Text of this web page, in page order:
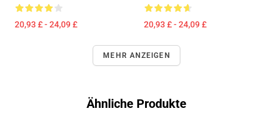
20,93 £ - 24,09 £ 20,93 £ - 24,09 £
MEHR ANZEIGEN
Ähnliche Produkte